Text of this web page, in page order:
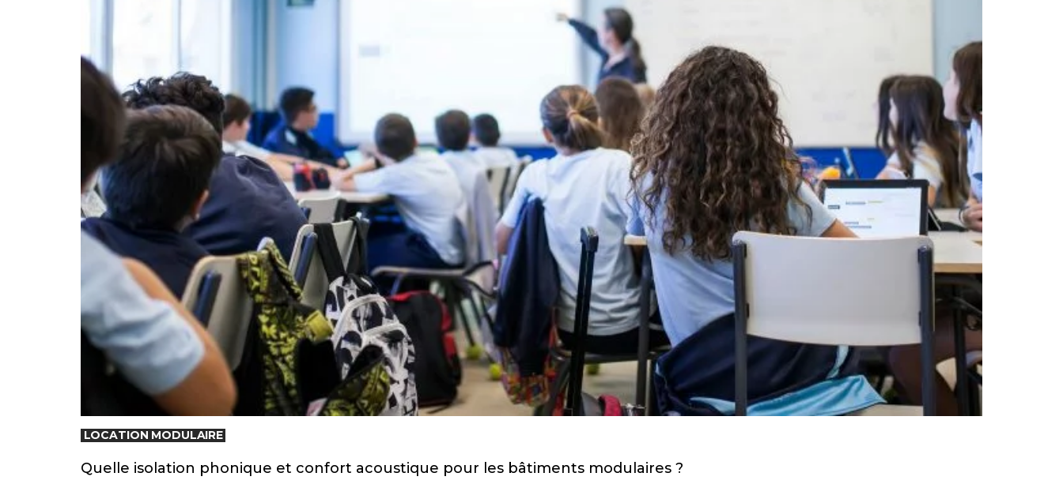
LOCATION MODULAIRE
Quelle isolation phonique et confort acoustique pour les bâtiments modulaires ?